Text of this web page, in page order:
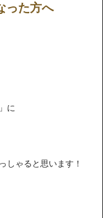
った方へ
に
しゃると思います！